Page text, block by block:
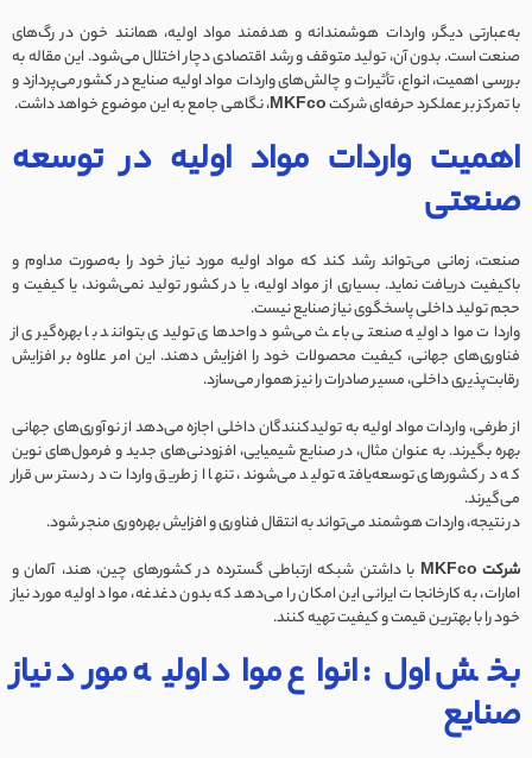
به‌عبارتی دیگر، واردات هوشمندانه و هدفمند مواد اولیه، همانند خون در رگ‌های
صنعت است. بدون آن، تولید متوقف و رشد اقتصادی دچار اختلال می‌شود. این مقاله به
بررسی اهمیت، انواع، تأثیرات و چالش‌های واردات مواد اولیه صنایع در کشور می‌پردازد و
با تمرکز بر عملکرد حرفه‌ای شرکتMKFco، نگاهی جامع به این موضوع خواهد داشت.
اهمیت واردات مواد اولیه در توسعه
صنعتی
صنعت، زمانی می‌تواند رشد کند که مواد اولیه مورد نیاز خود را به‌صورت مداوم و
باکیفیت دریافت نماید. بسیاری از مواد اولیه، یا در کشور تولید نمی‌شوند، یا کیفیت و
حجم تولید داخلی پاسخگوی نیاز صنایع نیست.
واردات مواد اولیه صنعتی باعث می‌شود واحدهای تولیدی بتوانند با بهره‌گیری از
فناوری‌های جهانی، کیفیت محصولات خود را افزایش دهند. این امر علاوه بر افزایش
رقابت‌پذیری داخلی، مسیر صادرات را نیز هموار می‌سازد.
از طرفی، واردات مواد اولیه به تولیدکنندگان داخلی اجازه می‌دهد از نوآوری‌های جهانی
بهره بگیرند. به عنوان مثال، در صنایع شیمیایی، افزودنی‌های جدید و فرمول‌های نوین
که در کشورهای توسعه‌یافته تولید می‌شوند، تنها از طریق واردات در دسترس قرار
می‌گیرند.
در نتیجه، واردات هوشمند می‌تواند به انتقال فناوری و افزایش بهره‌وری منجر شود.
شرکت MKFco
با داشتن شبکه ارتباطی گسترده در کشورهای چین، هند، آلمان و
امارات، به کارخانجات ایرانی این امکان را می‌دهد که بدون دغدغه، مواد اولیه مورد نیاز
خود را با بهترین قیمت و کیفیت تهیه کنند.
بخش اول: انواع مواد اولیه مورد نیاز
صنایع